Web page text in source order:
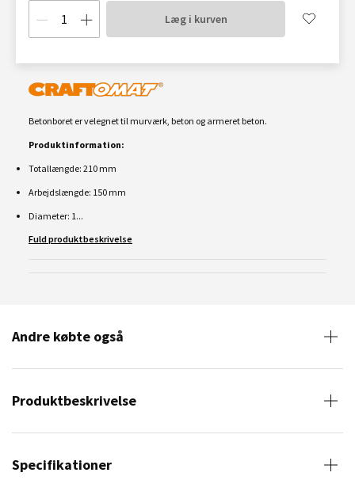
Læg i kurven
Betonboret er velegnet til murværk, beton og armeret beton.
Produktinformation:
Totallængde: 210 mm
Arbejdslængde: 150 mm
Diameter: 1...
Fuld produktbeskrivelse
Andre købte også
Produktbeskrivelse
Specifikationer